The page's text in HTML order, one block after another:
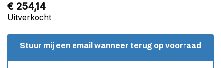
€ 254,14
Uitverkocht
Stuur mij een email wanneer terug op voorraad